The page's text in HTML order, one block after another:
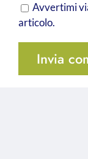
Avvertimi
articolo.